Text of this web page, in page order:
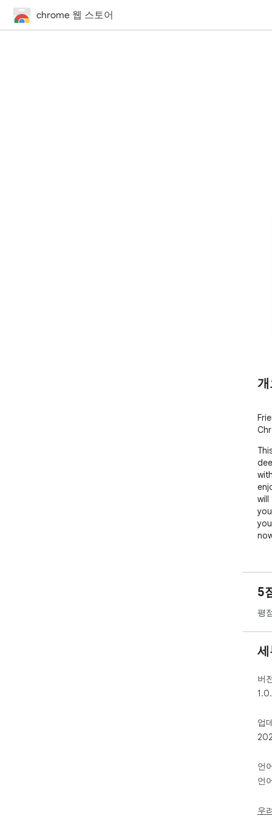
chrome 웹 스토어
will
5
평
버
업
우
언
언